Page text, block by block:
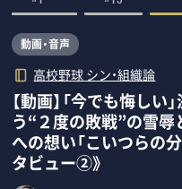
動画・音声
高校野球 シン・組織論
【動画】「今でも悔し
う“２度の敗戦”の雪
への想い「こいつらの
タビュー②》